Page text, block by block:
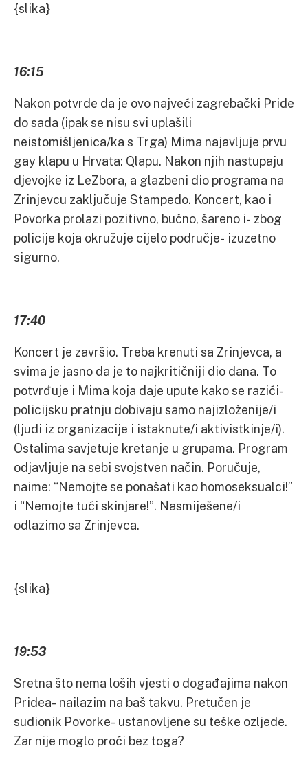
{slika}
16:15
Nakon potvrde da je ovo najveći zagrebački Pride
do sada (ipak se nisu svi uplašili
neistomišljenica/ka s Trga) Mima najavljuje prvu
gay klapu u Hrvata: Qlapu. Nakon njih nastupaju
djevojke iz LeZbora, a glazbeni dio programa na
Zrinjevcu zaključuje Stampedo. Koncert, kao i
Povorka prolazi pozitivno, bučno, šareno i- zbog
policije koja okružuje cijelo područje- izuzetno
sigurno.
17:40
Koncert je završio. Treba krenuti sa Zrinjevca, a
svima je jasno da je to najkritičniji dio dana. To
potvrđuje i Mima koja daje upute kako se razići-
policijsku pratnju dobivaju samo najizloženije/i
(ljudi iz organizacije i istaknute/i aktivistkinje/i).
Ostalima savjetuje kretanje u grupama. Program
odjavljuje na sebi svojstven način. Poručuje,
naime: “Nemojte se ponašati kao homoseksualci!”
i “Nemojte tući skinjare!”. Nasmiješene/i
odlazimo sa Zrinjevca.
{slika}
19:53
Sretna što nema loših vjesti o događajima nakon
Pridea- nailazim na baš takvu. Pretučen je
sudionik Povorke- ustanovljene su teške ozljede.
Zar nije moglo proći bez toga?